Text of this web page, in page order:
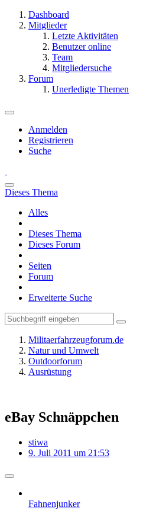
Dashboard
Mitglieder
Letzte Aktivitäten
Benutzer online
Team
Mitgliedersuche
Forum
Unerledigte Themen
Anmelden
Registrieren
Suche
Dieses Thema
Alles
Dieses Thema
Dieses Forum
Seiten
Forum
Erweiterte Suche
Militaerfahrzeugforum.de
Natur und Umwelt
Outdoorforum
Ausrüstung
eBay Schnäppchen
stiwa
9. Juli 2011 um 21:53
Fahnenjunker